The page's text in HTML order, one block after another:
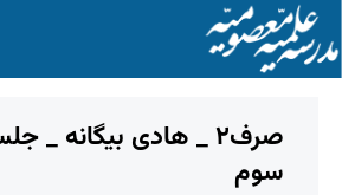
صرف۲ _ هادی بیگانه _
سوم